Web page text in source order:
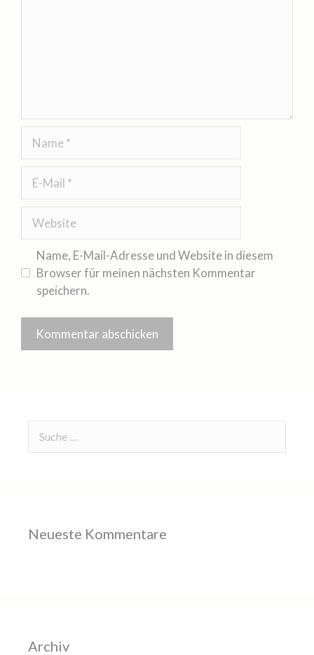
Name, E-Mail-Adresse und Website in diesem
Browser für meinen nächsten Kommentar
speichern.
Neueste Kommentare
Archiv